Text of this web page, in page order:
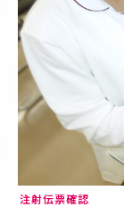
注射伝票確認